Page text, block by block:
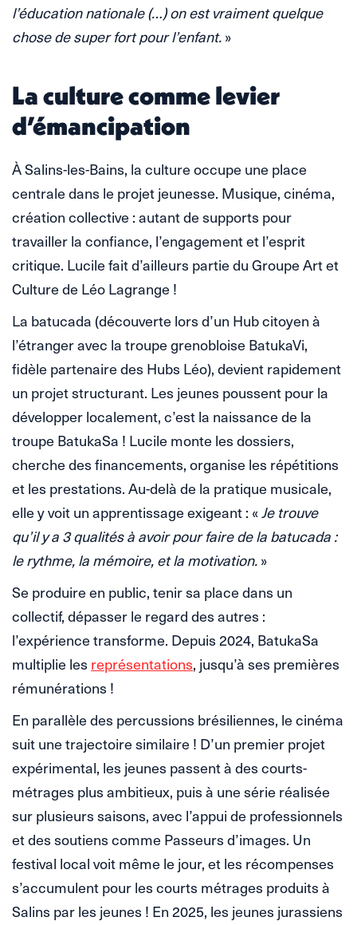
l’éducation nationale (…) on est vraiment quelque
chose de super fort pour l’enfant.»
La culture comme levier
d’émancipation
À Salins-les-Bains, la culture occupe une place
centrale dans le projet jeunesse. Musique, cinéma,
création collective : autant de supports pour
travailler la confiance, l’engagement et l’esprit
critique. Lucile fait d’ailleurs partie du Groupe Art et
Culture de Léo Lagrange !
La batucada (découverte lors d’un Hub citoyen à
l’étranger avec la troupe grenobloise BatukaVi,
fidèle partenaire des Hubs Léo), devient rapidement
un projet structurant. Les jeunes poussent pour la
développer localement, c’est la naissance de la
troupe BatukaSa ! Lucile monte les dossiers,
cherche des financements, organise les répétitions
et les prestations. Au-delà de la pratique musicale,
elle y voit un apprentissage exigeant : «Je trouve
qu’il y a 3 qualités à avoir pour faire de la batucada :
le rythme, la mémoire, et la motivation.»
Se produire en public, tenir sa place dans un
collectif, dépasser le regard des autres :
l’expérience transforme. Depuis 2024, BatukaSa
multiplie les représentations, jusqu’à ses premières
rémunérations !
En parallèle des percussions brésiliennes, le cinéma
suit une trajectoire similaire ! D’un premier projet
expérimental, les jeunes passent à des courts-
métrages plus ambitieux, puis à une série réalisée
sur plusieurs saisons, avec l’appui de professionnels
et des soutiens comme Passeurs d’images. Un
festival local voit même le jour, et les récompenses
s’accumulent pour les courts métrages produits à
Salins par les jeunes ! En 2025, les jeunes jurassiens